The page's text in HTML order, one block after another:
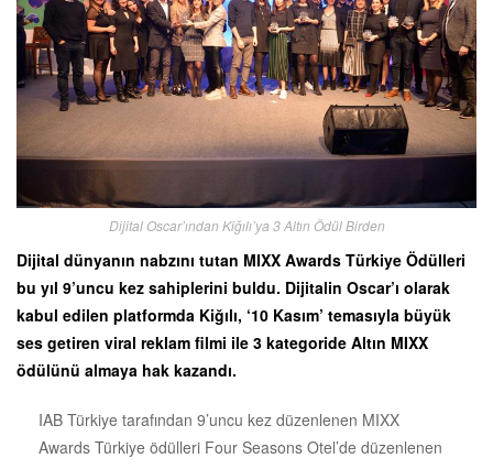
Dijital Oscar’ından Kiğılı’ya 3 Altın Ödül Birden
Dijital dünyanın nabzını tutan MIXX Awards Türkiye Ödülleri
bu yıl 9’uncu kez sahiplerini buldu. Dijitalin Oscar’ı olarak
kabul edilen platformda Kiğılı, ‘10 Kasım’ temasıyla büyük
ses getiren viral reklam filmi ile 3 kategoride Altın MIXX
ödülünü almaya hak kazandı.
IAB Türkiye tarafından 9’uncu kez düzenlenen MIXX
Awards Türkiye ödülleri Four Seasons Otel’de düzenlenen